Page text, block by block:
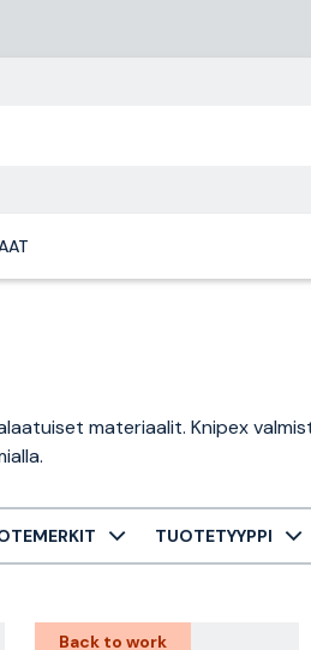
materiaalit. Knipex
TUOTETYYPPI
Back to work